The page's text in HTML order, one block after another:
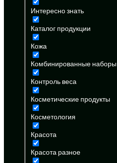
Интересно знать
Каталог продукции
Кожа
Комбинированные наборы
Контроль веса
Косметические продукты
Косметология
Красота
Красота разное